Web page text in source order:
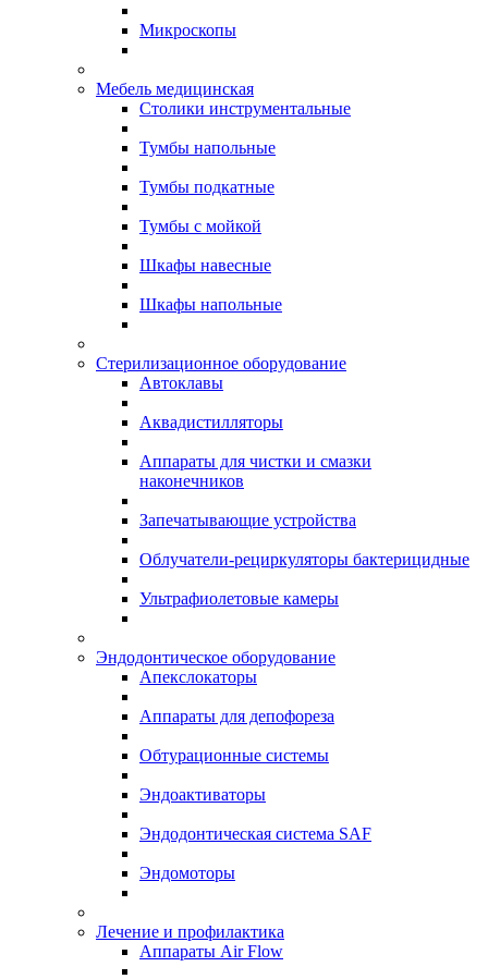
Микроскопы
Мебель медицинская
Столики инструментальные
Тумбы напольные
Тумбы подкатные
Тумбы с мойкой
Шкафы навесные
Шкафы напольные
Стерилизационное оборудование
Автоклавы
Аквадистилляторы
Аппараты для чистки и смазки
наконечников
Запечатывающие устройства
Облучатели-рециркуляторы бактерицидные
Ультрафиолетовые камеры
Эндодонтическое оборудование
Апекслокаторы
Аппараты для депофореза
Обтурационные системы
Эндоактиваторы
Эндодонтическая система SAF
Эндомоторы
Лечение и профилактика
Аппараты Air Flow